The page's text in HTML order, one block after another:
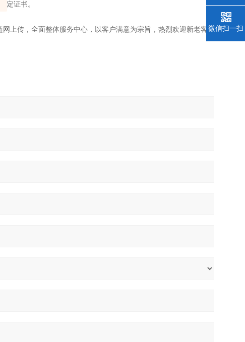
定证书。
传，全面整体服务中心，以客户满意为宗旨，热烈欢迎新老客 微信扫一扫